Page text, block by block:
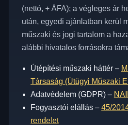
(nettó, + ÁFA); a végleges ár
után, egyedi ajánlatban kerül
műszaki és jogi tartalom a
alábbi hivatalos forrásokra
Útépítési műszaki háttér –
Társaság (Útügyi Műszaki
Adatvédelem (GDPR) –
Fogyasztói elállás – 45/
rendelet